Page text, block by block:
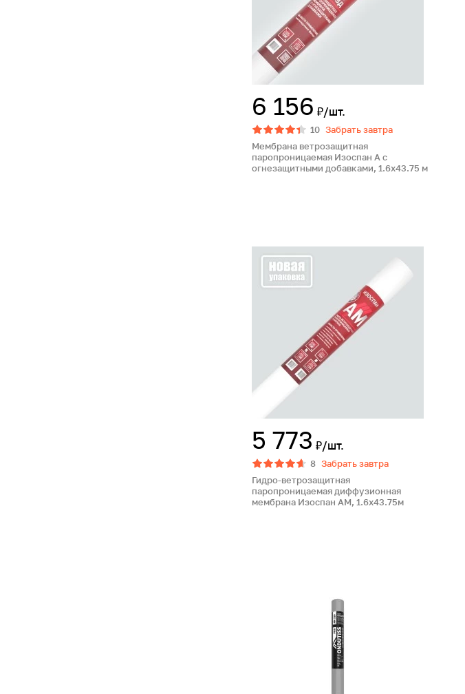
6 156 ₽/шт.
10 Забрать завтра
Мембрана ветрозащитная
паропроницаемая Изоспан А с
огнезащитными добавками, 1.6х43.75 м
5 773 ₽/шт.
8 Забрать завтра
Гидро-ветрозащитная
паропроницаемая диффузионная
мембрана Изоспан АМ, 1.6х43.75м